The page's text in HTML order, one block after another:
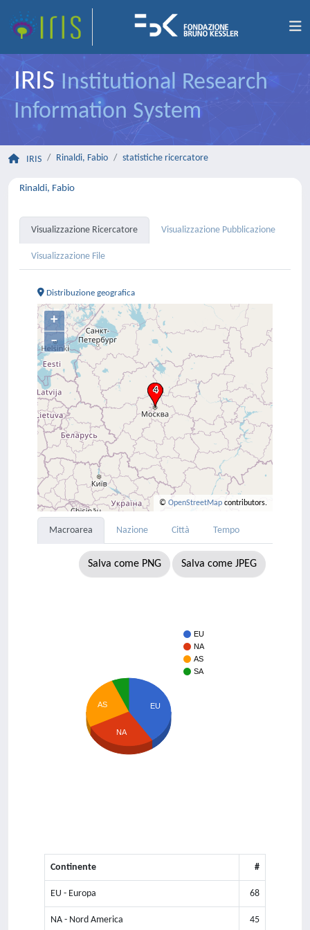
IRIS Institutional Research
Information System
IRIS Rinaldi, Fabio statistiche ricercatore
Rinaldi, Fabio
Visualizzazione Ricercatore Visualizzazione Pubblicazione
Visualizzazione File
Distribuzione geografica
+
–
© OpenStreetMap contributors.
Macroarea Nazione Città Tempo
Salva come PNG Salva come JPEG
EU
NA
AS
SA
EU
AS
NA
Continente #
EU - Europa 68
NA - Nord America 45